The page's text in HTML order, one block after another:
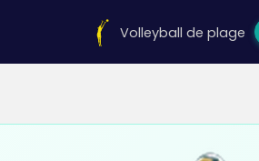
Volleyball de plage